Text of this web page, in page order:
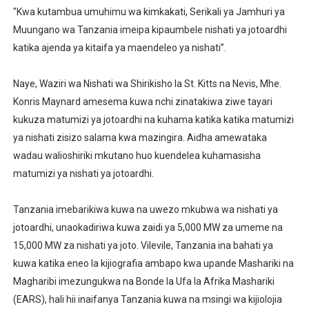
"Kwa kutambua umuhimu wa kimkakati, Serikali ya Jamhuri ya
Muungano wa Tanzania imeipa kipaumbele nishati ya jotoardhi
katika ajenda ya kitaifa ya maendeleo ya nishati”.
Naye, Waziri wa Nishati wa Shirikisho la St. Kitts na Nevis, Mhe.
Konris Maynard amesema kuwa nchi zinatakiwa ziwe tayari
kukuza matumizi ya jotoardhi na kuhama katika katika matumizi
ya nishati zisizo salama kwa mazingira. Aidha amewataka
wadau walioshiriki mkutano huo kuendelea kuhamasisha
matumizi ya nishati ya jotoardhi.
Tanzania imebarikiwa kuwa na uwezo mkubwa wa nishati ya
jotoardhi, unaokadiriwa kuwa zaidi ya 5,000 MW za umeme na
15,000 MW za nishati ya joto. Vilevile, Tanzania ina bahati ya
kuwa katika eneo la kijiografia ambapo kwa upande Mashariki na
Magharibi imezungukwa na Bonde la Ufa la Afrika Mashariki
(EARS), hali hii inaifanya Tanzania kuwa na msingi wa kijiolojia